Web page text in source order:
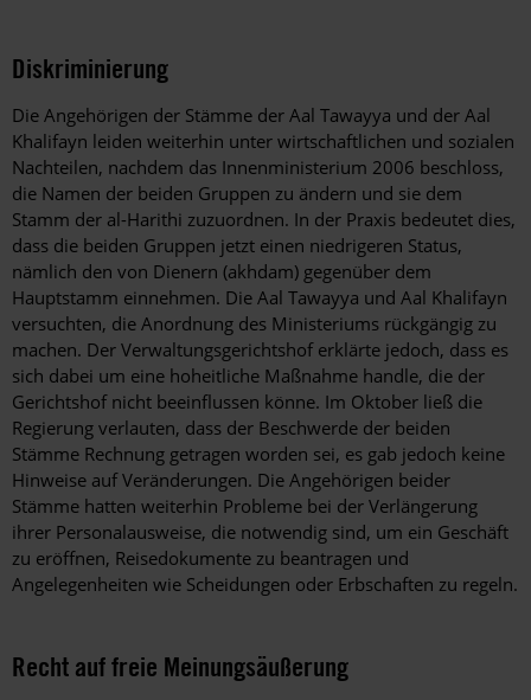
Diskriminierung
Die Angehörigen der Stämme der Aal Tawayya und der Aal
Khalifayn leiden weiterhin unter wirtschaftlichen und sozialen
Nachteilen, nachdem das Innenministerium 2006 beschloss,
die Namen der beiden Gruppen zu ändern und sie dem
Stamm der al-Harithi zuzuordnen. In der Praxis bedeutet dies,
dass die beiden Gruppen jetzt einen niedrigeren Status,
nämlich den von Dienern (akhdam) gegenüber dem
Hauptstamm einnehmen. Die Aal Tawayya und Aal Khalifayn
versuchten, die Anordnung des Ministeriums rückgängig zu
machen. Der Verwaltungsgerichtshof erklärte jedoch, dass es
sich dabei um eine hoheitliche Maßnahme handle, die der
Gerichtshof nicht beeinflussen könne. Im Oktober ließ die
Regierung verlauten, dass der Beschwerde der beiden
Stämme Rechnung getragen worden sei, es gab jedoch keine
Hinweise auf Veränderungen. Die Angehörigen beider
Stämme hatten weiterhin Probleme bei der Verlängerung
ihrer Personalausweise, die notwendig sind, um ein Geschäft
zu eröffnen, Reisedokumente zu beantragen und
Angelegenheiten wie Scheidungen oder Erbschaften zu regeln.
Recht auf freie Meinungsäußerung